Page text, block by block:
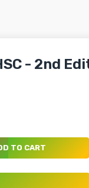
- 2nd
TO CART